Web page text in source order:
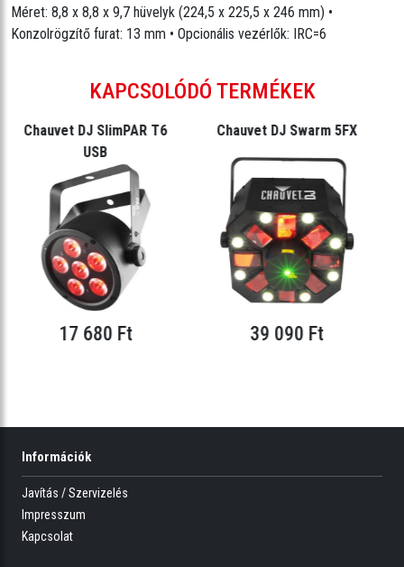
Méret: 8,8 x 8,8 x 9,7 hüvelyk (224,5 x 225,5 x 246 mm) •
Konzolrögzítő furat: 13 mm • Opcionális vezérlők: IRC=6
KAPCSOLÓDÓ TERMÉKEK
Chauvet DJ SlimPAR T6
USB
17 680 Ft
Chauvet DJ Swarm 5FX
39 090 Ft
Információk
Javítás / Szervizelés
Impresszum
Kapcsolat